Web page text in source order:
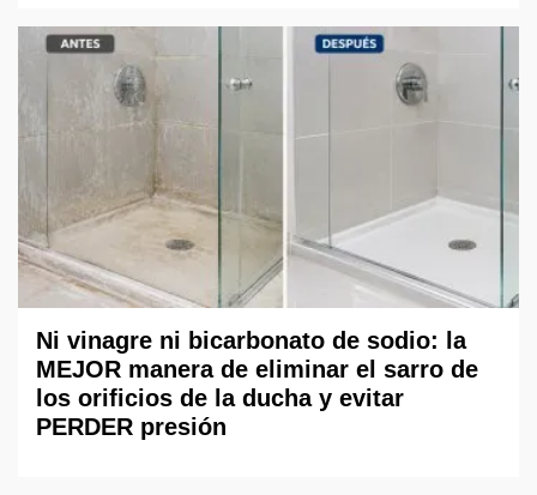
Ni vinagre ni bicarbonato de sodio: la
MEJOR manera de eliminar el sarro de
los orificios de la ducha y evitar
PERDER presión